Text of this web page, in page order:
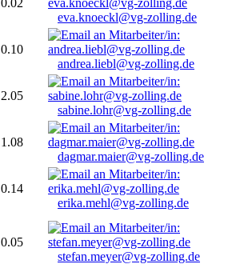
0.02
eva.knoeckl@vg-zolling.de
0.10
andrea.liebl@vg-zolling.de
2.05
sabine.lohr@vg-zolling.de
1.08
dagmar.maier@vg-zolling.de
0.14
erika.mehl@vg-zolling.de
0.05
stefan.meyer@vg-zolling.de